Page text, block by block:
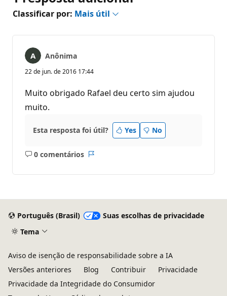
Classificar por: Mais útil
Anônima
22 de jun. de 2016 17:44
Muito obrigado Rafael deu certo sim ajudou
muito.
Esta resposta foi útil? Yes No
0 comentários
Sem
Português (Brasil)
Suas escolhas de privacidade
Tema
Aviso de isenção de responsabilidade sobre a IA
Versões anteriores
Blog Contribuir
Privacidade
Privacidade da Integridade do Consumidor